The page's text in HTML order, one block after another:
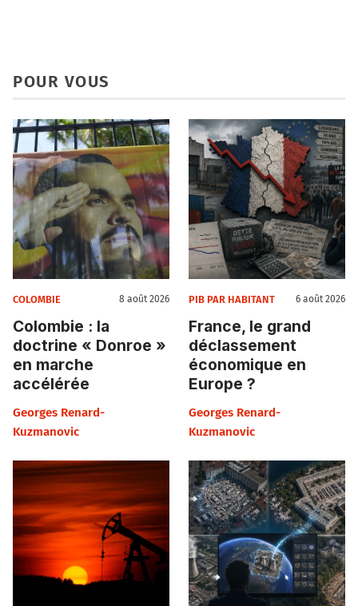
POUR VOUS
COLOMBIE 8 août 2026
Colombie : la
doctrine « Donroe »
en marche
accélérée
Georges Renard-
Kuzmanovic
PIB PAR HABITANT 6 août 2026
France, le grand
déclassement
économique en
Europe ?
Georges Renard-
Kuzmanovic